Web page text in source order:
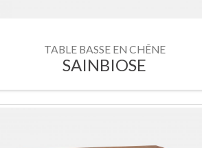
TABLE BASSE EN CHÊNE
SAINBIOSE